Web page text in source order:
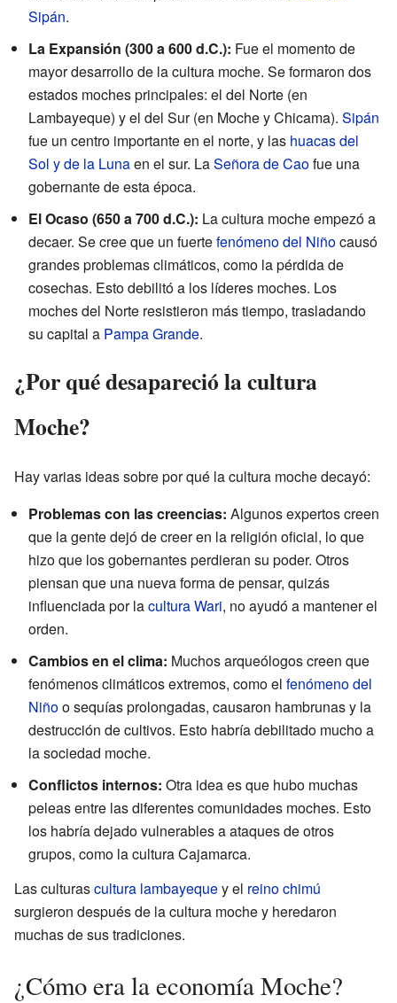
Sipán.
La Expansión (300 a 600 d.C.): Fue el momento de
mayor desarrollo de la cultura moche. Se formaron dos
estados moches principales: el del Norte (en
Lambayeque) y el del Sur (en Moche y Chicama). Sipán
fue un centro importante en el norte, y las huacas del
Sol y de la Lunaen el sur. LaSeñora de Caofue una
gobernante de esta época.
El Ocaso (650 a 700 d.C.): La cultura moche empezó a
decaer. Se cree que un fuertefenómeno del Niñocausó
grandes problemas climáticos, como la pérdida de
cosechas. Esto debilitó a los líderes moches. Los
moches del Norte resistieron más tiempo, trasladando
su capital a Pampa Grande.
¿Por qué desapareció la cultura
Moche?
Hay varias ideas sobre por qué la cultura moche decayó:
Problemas con las creencias: Algunos expertos creen
que la gente dejó de creer en la religión oficial, lo que
hizo que los gobernantes perdieran su poder. Otros
piensan que una nueva forma de pensar, quizás
influenciada por lacultura Wari, no ayudó a mantener el
orden.
Cambios en el clima: Muchos arqueólogos creen que
fenómenos climáticos extremos, como el fenómeno del
Niñoo sequías prolongadas, causaron hambrunas y la
destrucción de cultivos. Esto habría debilitado mucho a
la sociedad moche.
Conflictos internos: Otra idea es que hubo muchas
peleas entre las diferentes comunidades moches. Esto
los habría dejado vulnerables a ataques de otros
grupos, como la cultura Cajamarca.
Las culturascultura lambayequey el reino chimú
surgieron después de la cultura moche y heredaron
muchas de sus tradiciones.
¿Cómo era la economía Moche?